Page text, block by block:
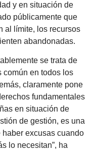
y en situación de
públicamente que
al límite, los recursos
abandonadas.
se trata de
común en todos los
claramente pone
fundamentales
en situación de
de gestión, es una
excusas cuando
lo necesitan”, ha